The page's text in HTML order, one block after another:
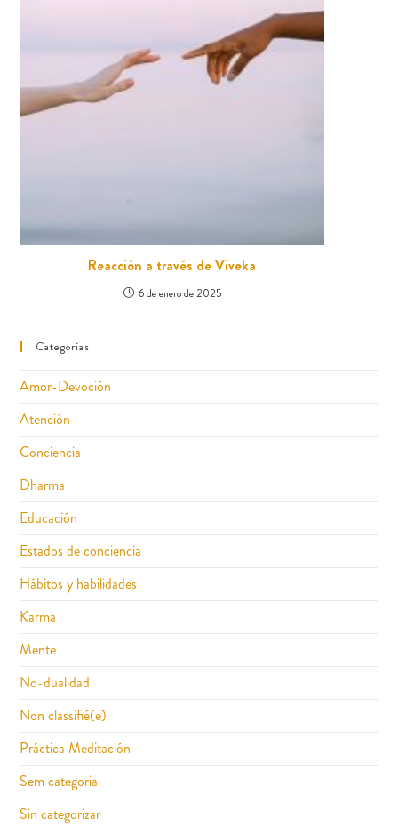
Reacción a través de Viveka
6 de enero de 2025
Categorías
Amor-Devoción
Atención
Conciencia
Dharma
Educación
Estados de conciencia
Hábitos y habilidades
Karma
Mente
No-dualidad
Non classifié(e)
Práctica Meditación
Sem categoria
Sin categorizar